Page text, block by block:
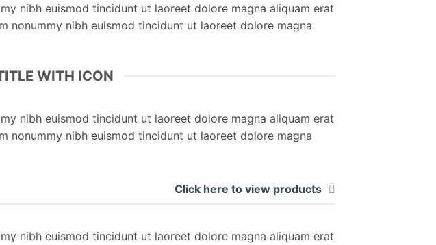
nibh euismod tincidunt ut laoreet dolore magna aliquam erat
nonummy nibh euismod tincidunt ut laoreet dolore magna
WITH ICON
nibh euismod tincidunt ut laoreet dolore magna aliquam erat
nonummy nibh euismod tincidunt ut laoreet dolore magna
Click here to view products
nibh euismod tincidunt ut laoreet dolore magna aliquam erat